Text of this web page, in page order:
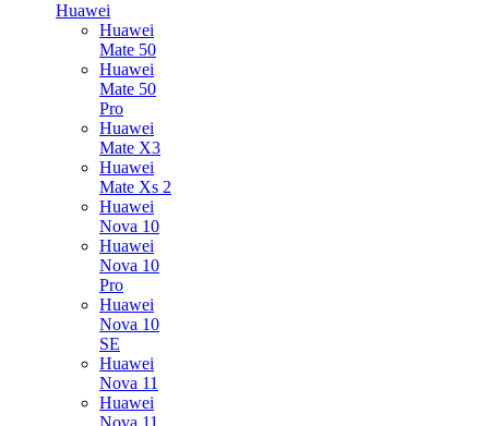
Huawei
Huawei
Mate 50
Huawei
Mate 50
Pro
Huawei
Mate X3
Huawei
Mate Xs 2
Huawei
Nova 10
Huawei
Nova 10
Pro
Huawei
Nova 10
SE
Huawei
Nova 11
Huawei
Nova 11